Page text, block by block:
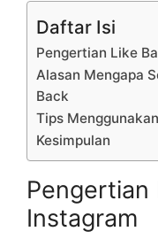
Daftar Isi
Pengertian Like
Alasan Mengapa
Back
Tips
Kesimpulan
Pengertian
Instagram